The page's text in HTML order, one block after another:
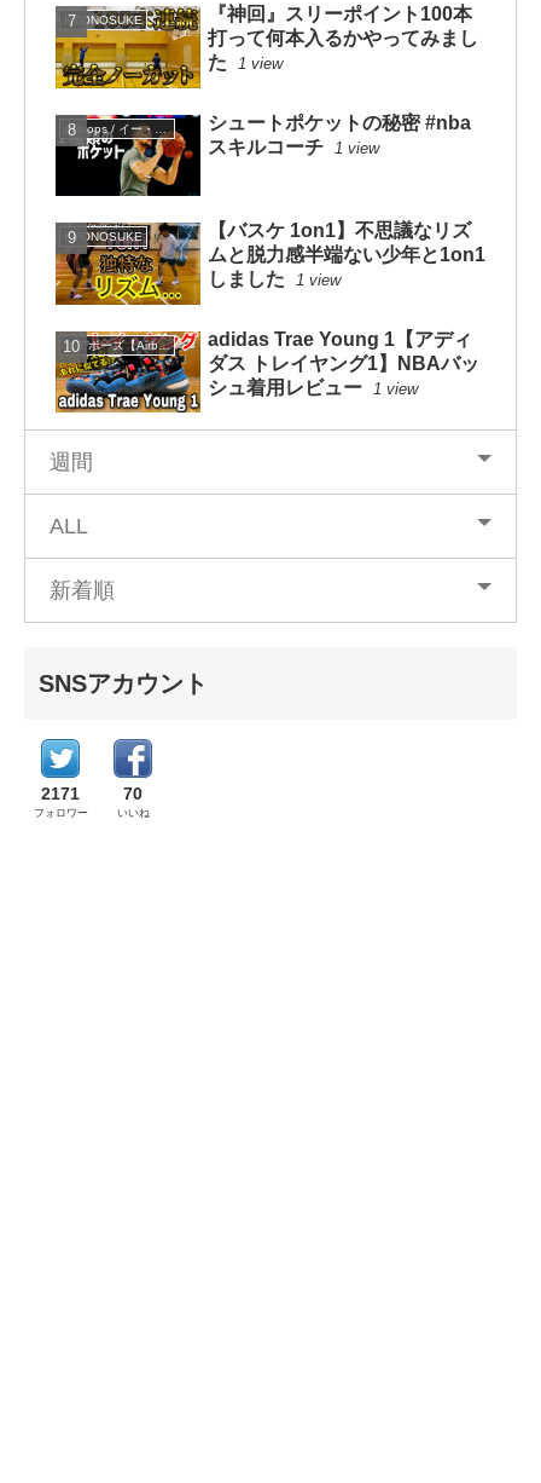
KYONOSUKE
『神回』スリーポイント100本
打って何本入るかやってみまし
た
1 view
シュートポケットの秘密 #nba
スキルコーチ
1 view
KYONOSUKE
【バスケ 1on1】不思議なリズ
ムと脱力感半端ない少年と1on1
しました
1 view
エアボーズ【Airbowz 】
adidas Trae Young 1【アディ
ダス トレイヤング1】NBAバッ
シュ着用レビュー
1 view
週間
ALL
新着順
SNSアカウント
2171
フォロワー
70
いいね